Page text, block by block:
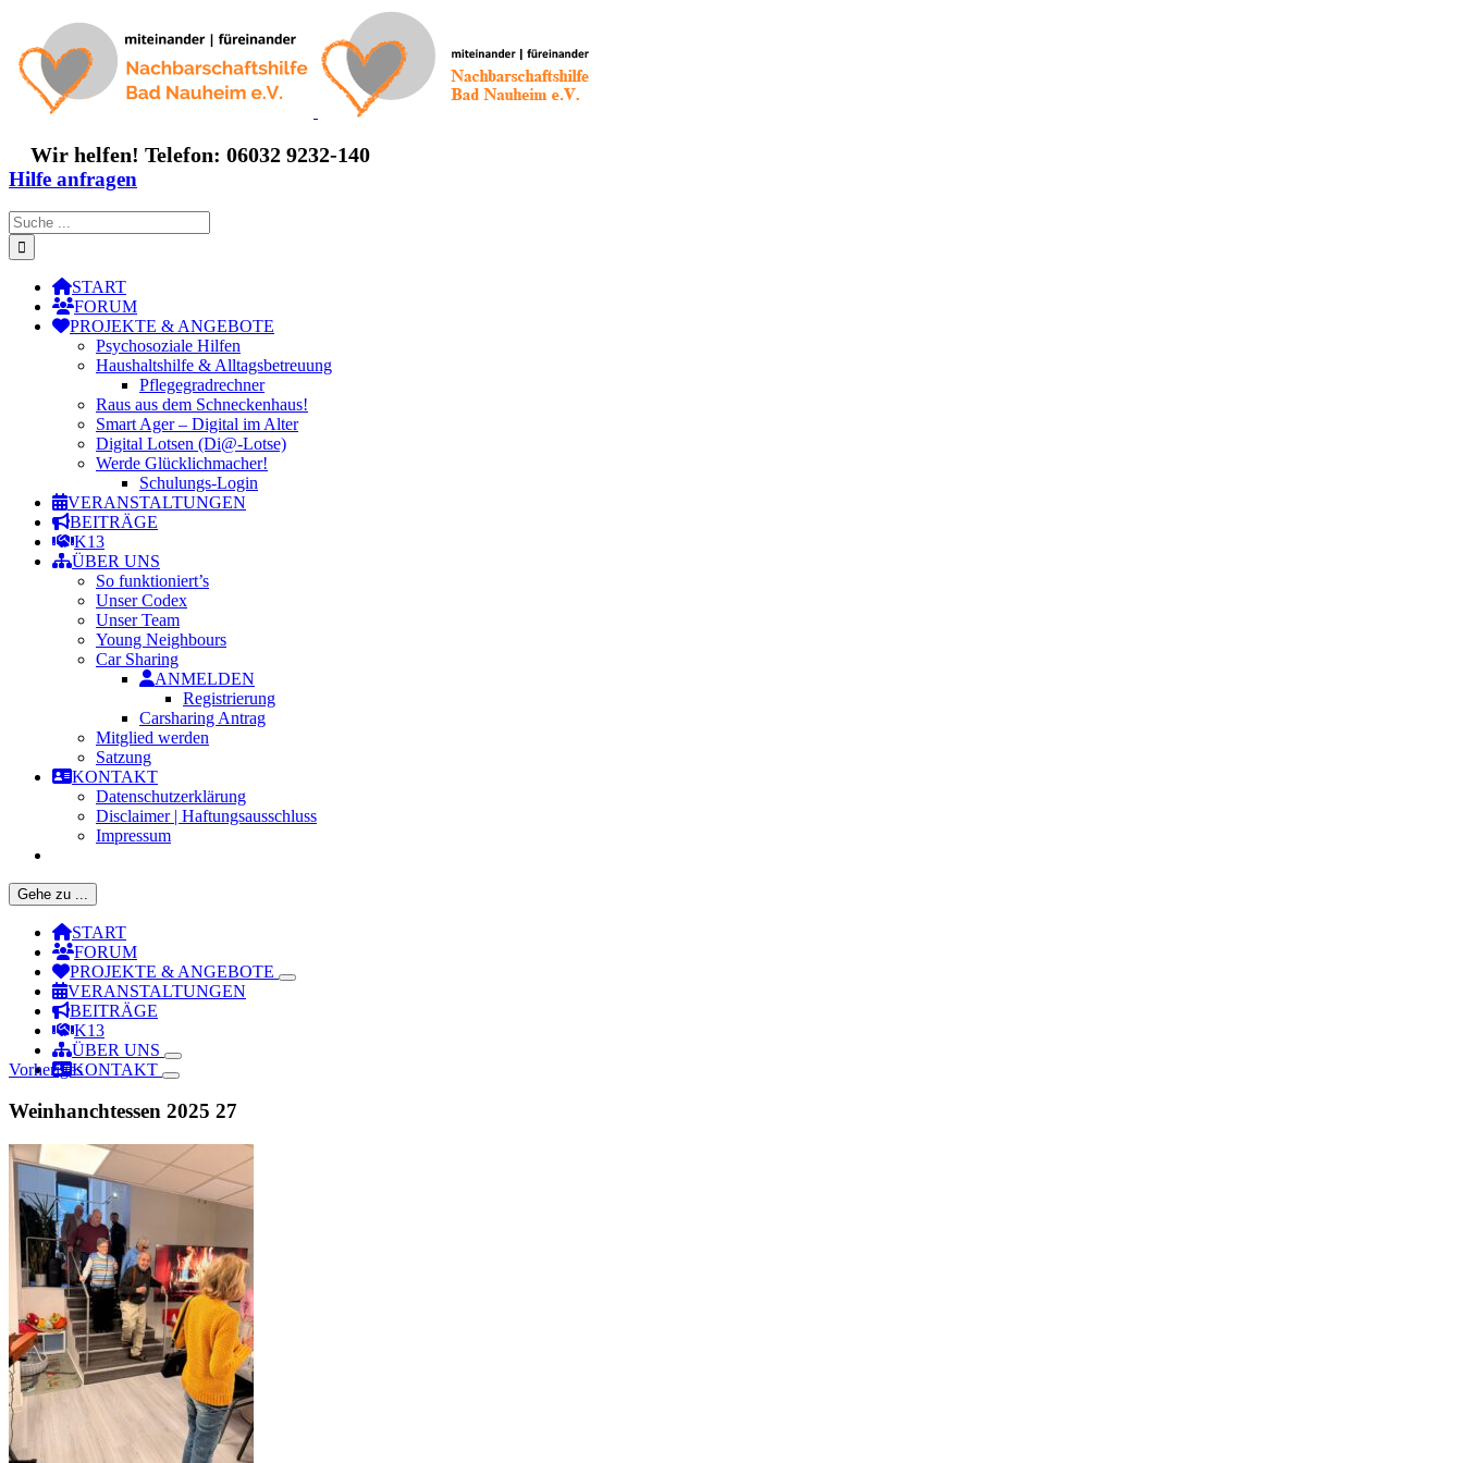
springen
Wir helfen! Telefon: 06032 9232-140
Hilfe anfragen
Suche
nach:
START
FORUM
PROJEKTE & ANGEBOTE
Psychosoziale Hilfen
Haushaltshilfe & Alltagsbetreuung
Pflegegradrechner
Raus aus dem Schneckenhaus!
Smart Ager – Digital im Alter
Digital Lotsen (Di@-Lotse)
Werde Glücklichmacher!
Schulungs-Login
VERANSTALTUNGEN
BEITRÄGE
K13
ÜBER UNS
So funktioniert’s
Unser Codex
Unser Team
Young Neighbours
Car Sharing
ANMELDEN
Registrierung
Carsharing Antrag
Mitglied werden
Satzung
KONTAKT
Datenschutzerklärung
Disclaimer | Haftungsausschluss
Impressum
Gehe zu ...
START
FORUM
PROJEKTE & ANGEBOTE
VERANSTALTUNGEN
BEITRÄGE
K13
ÜBER UNS
KONTAKT
Vorheriges
Weinhanchtessen 2025 27